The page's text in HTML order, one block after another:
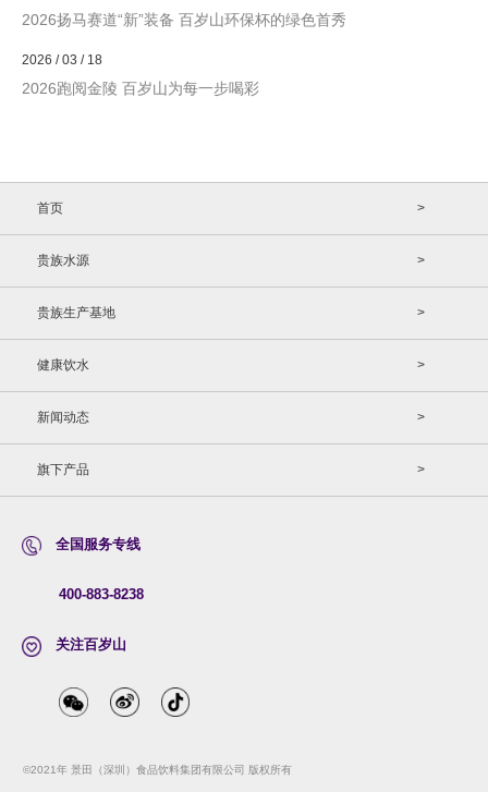
2026扬马赛道“新”装备 百岁山环保杯的绿色首秀
2026 / 03 / 18
2026跑阅金陵 百岁山为每一步喝彩
首页 >
贵族水源 >
贵族生产基地 >
健康饮水 >
新闻动态 >
旗下产品 >
全国服务专线
400-883-8238
关注百岁山
©2021年 景田（深圳）食品饮料集团有限公司 版权所有